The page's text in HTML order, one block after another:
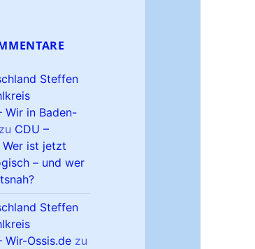
Steffen
Wir in Baden-
zu CDU –
ist jetzt
– und wer
Steffen
Wir-Ossis.de zu